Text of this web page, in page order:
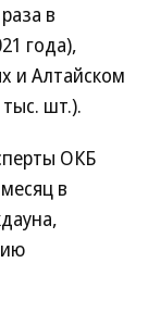
в
года),
и Алтайском
шт.).
ОКБ
в